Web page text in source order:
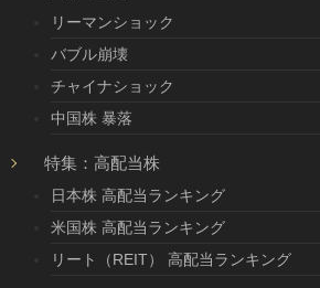
リーマンショック
バブル崩壊
チャイナショック
中国株 暴落
特集：高配当株
日本株 高配当ランキング
米国株 高配当ランキング
リート（REIT） 高配当ランキング